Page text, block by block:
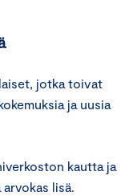
jotka toivat
ja uusia
kautta ja
lisä.